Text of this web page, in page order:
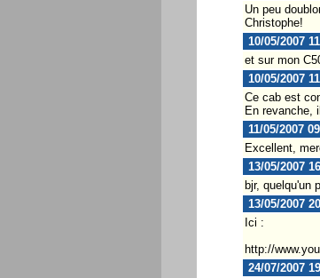
Un peu
Christophe!
10/05/2007
et sur mon
10/05/2007
Ce cab est
En revanche,
11/05/2007
Excellent,
13/05/2007
bjr, quelqu'un
13/05/2007
Ici :
http://
24/07/2007